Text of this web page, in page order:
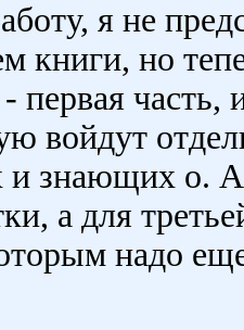
я не
книги, но
первая часть,
войдут
знающих о.
а для
надо